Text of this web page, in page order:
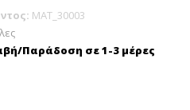
MAT_30003
Παράδοση σε 1-3 μέρες